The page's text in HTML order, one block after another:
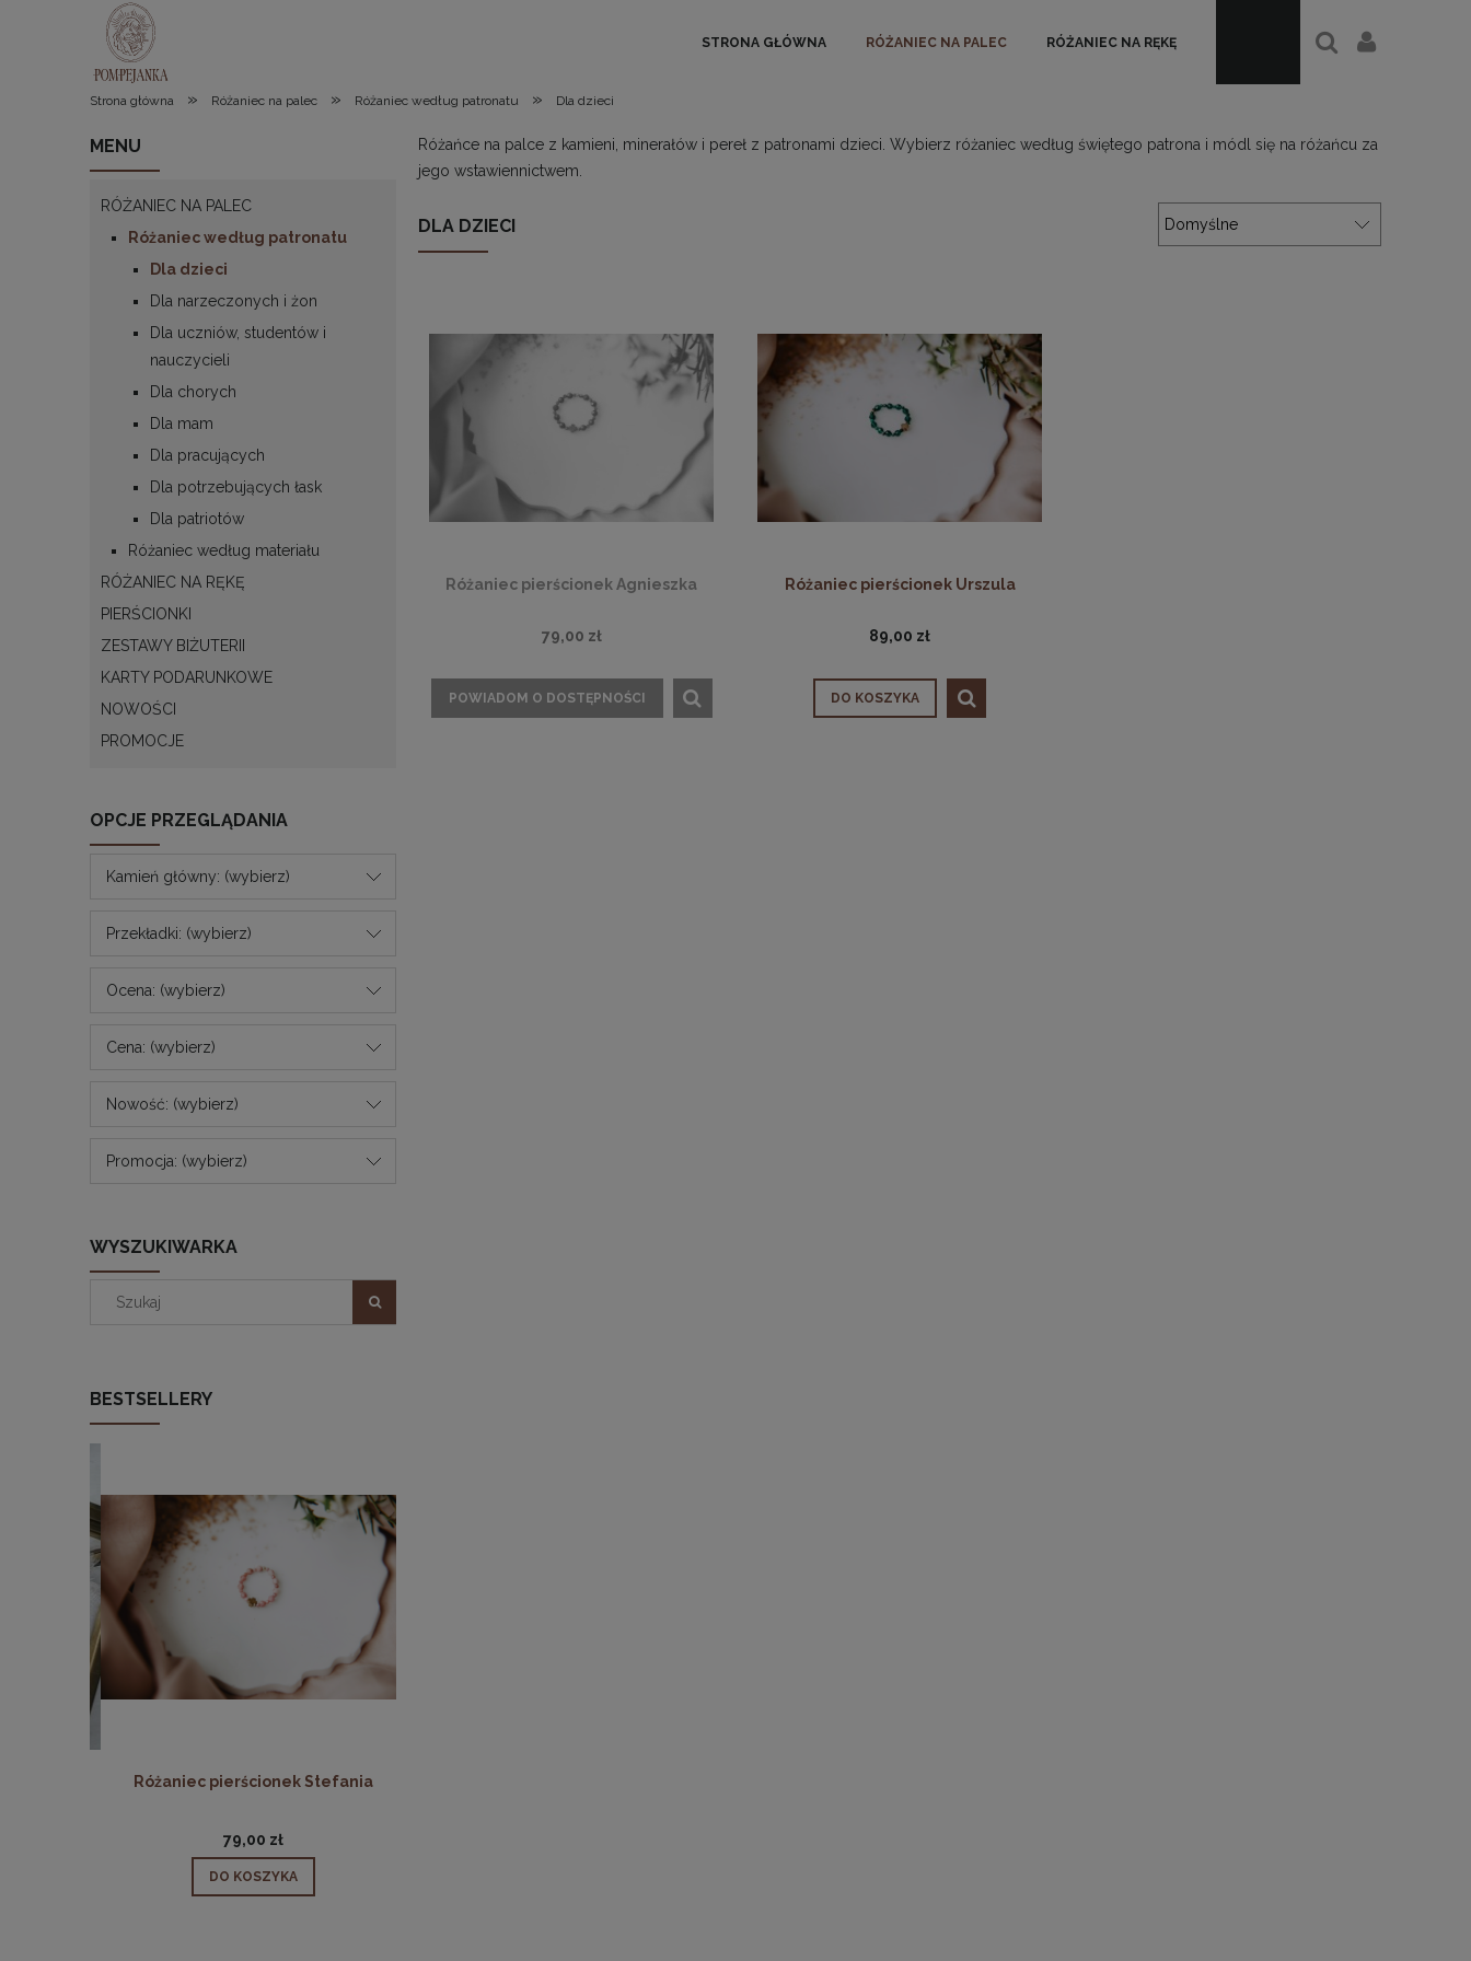
STRONA GŁÓWNA RÓŻANIEC NA PALEC RÓŻANIEC NA RĘKĘ
Strona główna » Różaniec na palec » Różaniec według patronatu » Dla dzieci
MENU
RÓŻANIEC NA PALEC
Różaniec według patronatu
Dla dzieci
Dla narzeczonych i żon
Dla uczniów, studentów i
nauczycieli
Dla chorych
Dla mam
Dla pracujących
Dla potrzebujących łask
Dla patriotów
Różaniec według materiału
RÓŻANIEC NA RĘKĘ
PIERŚCIONKI
ZESTAWY BIŻUTERII
KARTY PODARUNKOWE
NOWOŚCI
PROMOCJE
OPCJE PRZEGLĄDANIA
Kamień główny: (wybierz)
Przekładki: (wybierz)
Ocena: (wybierz)
Cena: (wybierz)
Nowość: (wybierz)
Promocja: (wybierz)
WYSZUKIWARKA
BESTSELLERY
Różaniec pierścionek Stefania
79,00 zł
DO KOSZYKA
Różańce na palce z kamieni, minerałów i pereł z patronami dzieci. Wybierz różaniec według świętego patrona i módl się na różańcu za
jego wstawiennictwem.
DLA DZIECI
Różaniec pierścionek Agnieszka
79,00 zł
POWIADOM O DOSTĘPNOŚCI
Różaniec pierścionek Urszula
89,00 zł
DO KOSZYKA